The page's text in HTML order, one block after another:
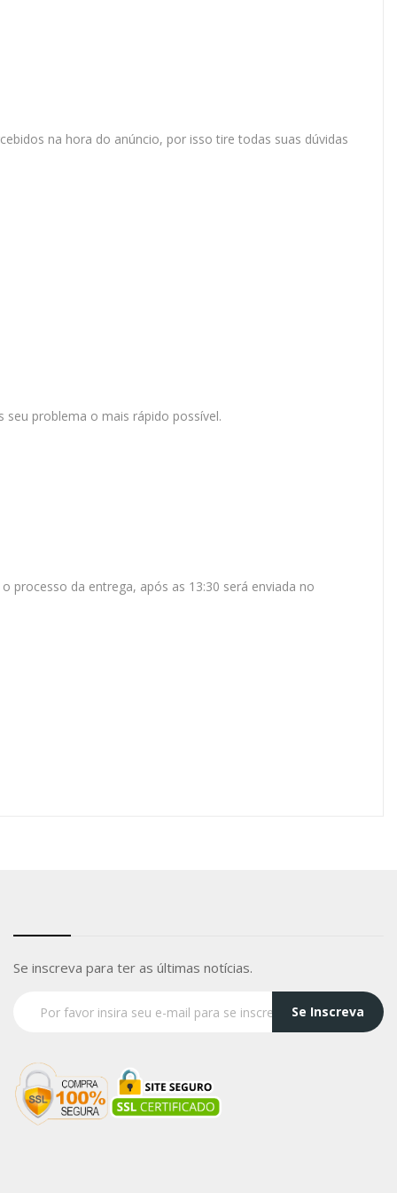
na hora do anúncio, por isso tire todas suas dúvidas
problema o mais rápido possível.
processo da entrega, após as 13:30 será enviada no
Se inscreva para ter as últimas notícias.
Se Inscreva